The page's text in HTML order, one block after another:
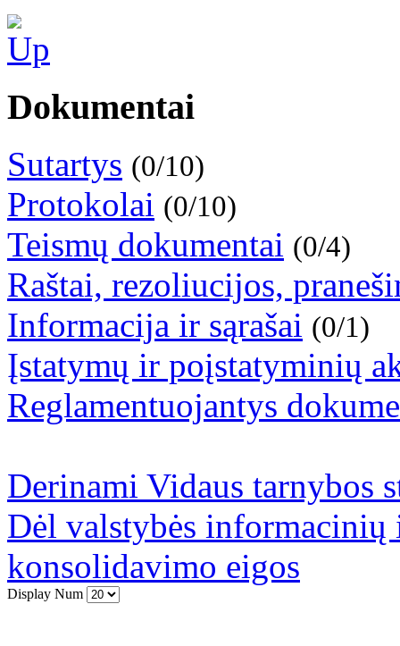
Dokumentai
Sutartys (0/10)
Protokolai (0/10)
Teismų dokumentai (0/4)
Raštai, rezoliucijos,
Informacija ir sąrašai (0/1)
Įstatymų ir poįstatyminių
Reglamentuojantys
Derinami Vidaus tarnybos
Dėl valstybės
konsolidavimo eigos
Display Num